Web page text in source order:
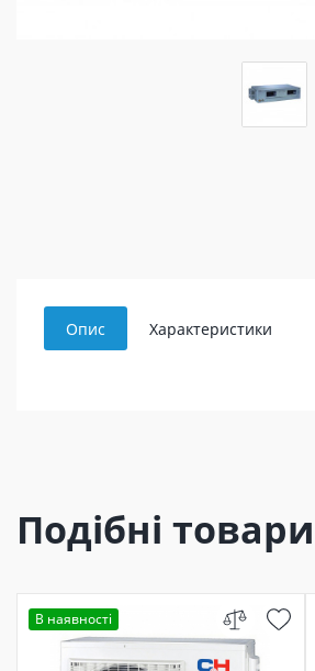
Опис Характеристики
Подібні товари
В наявності